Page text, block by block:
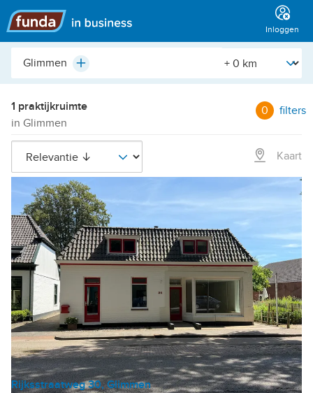
Hoofdmenu
Inloggen
Plaats,
etc.
Plus [Straal]
1 praktijkruimte
in Glimmen
0 filters
Kaart
Rijksstraatweg 30, Glimmen